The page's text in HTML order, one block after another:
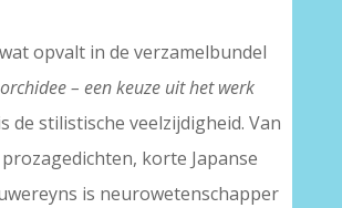
opvalt in de verzamelbundel
– een keuze uit het werk
de stilistische veelzijdigheid. Van
korte Japanse
is neurowetenschapper